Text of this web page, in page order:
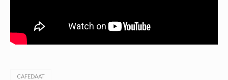
CAFEDAAT